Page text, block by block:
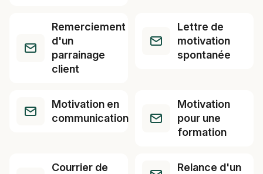
Remerciement
d'un
parrainage
client
Lettre de
motivation
spontanée
Motivation en
communication
Motivation
pour une
formation
Courrier de
Relance d'un